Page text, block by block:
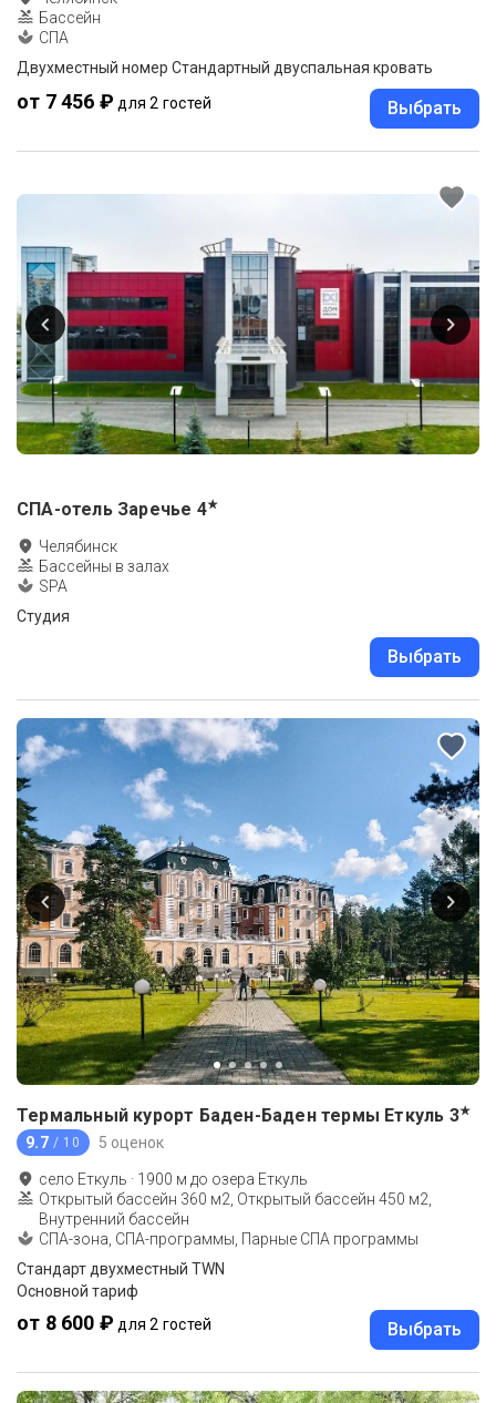
Бассейн
СПА
Двухместный номер Стандартный двуспальная кровать
от 7 456 ₽ для 2 гостей Выбрать
СПА-отель Заречье 4★
Челябинск
Бассейны в залах
SPA
Студия
Выбрать
Термальный курорт Баден-Баден термы Еткуль 3★
9.7 / 10 5 оценок
село Еткуль · 1900 м до озера Еткуль
Открытый бассейн 360 м2, Открытый бассейн 450 м2,
Внутренний бассейн
СПА-зона, СПА-программы, Парные СПА программы
Стандарт двухместный TWN
Основной тариф
от 8 600 ₽ для 2 гостей Выбрать